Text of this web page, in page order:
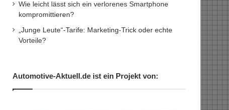
Wie leicht lässt sich ein verlorenes Smartphone
kompromittieren?
„Junge Leute“-Tarife: Marketing-Trick oder echte
Vorteile?
Automotive-Aktuell.de ist ein Projekt von: